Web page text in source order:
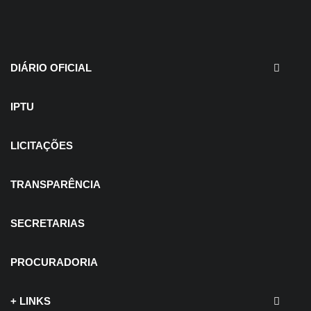
Processo Seletivo
DIÁRIO OFICIAL
IPTU
LICITAÇÕES
TRANSPARÊNCIA
SECRETARIAS
PROCURADORIA
+ LINKS